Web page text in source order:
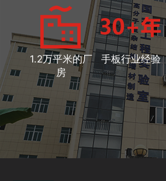
1.2万平米的厂
房
手板行业经验